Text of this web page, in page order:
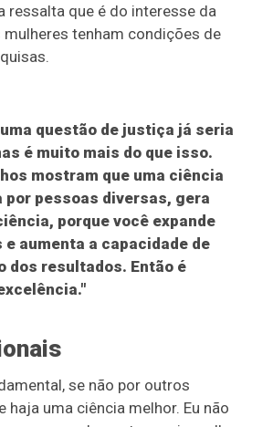
ressalta que é do interesse da
mulheres tenham condições de
questão de justiça já seria
é muito mais do que isso.
mostram que uma ciência
pessoas diversas, gera
porque você expande
aumenta a capacidade de
dos resultados. Então é
se não por outros
haja uma ciência melhor. Eu não